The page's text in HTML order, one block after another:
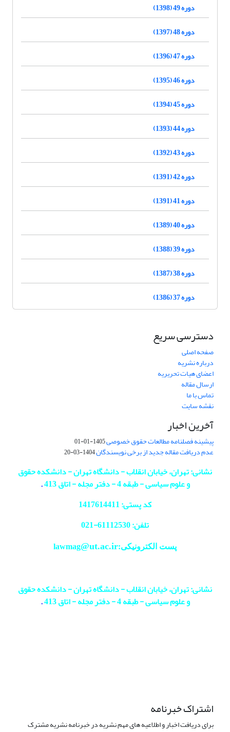
دوره 49 (1398)
دوره 48 (1397)
دوره 47 (1396)
دوره 46 (1395)
دوره 45 (1394)
دوره 44 (1393)
دوره 43 (1392)
دوره 42 (1391)
دوره 41 (1391)
دوره 40 (1389)
دوره 39 (1388)
دوره 38 (1387)
دوره 37 (1386)
دسترسی سریع
صفحه اصلی
درباره نشریه
اعضای هیات تحریریه
ارسال مقاله
تماس با ما
نقشه سایت
آخرین اخبار
پیشینه فصلنامه مطالعات حقوق خصوصی1405-01-01
عدم دریافت مقاله جدید از برخی نویسندگان1404-03-20
نشانی: تهران، خیابان انقلاب - دانشگاه تهران - دانشکده حقوق
و علوم سیاسی - طبقه 4 - دفتر مجله - اتاق 413
.
کد پستی: 1417614411
تلفن: 61112530-
021
پست الکترونیکی:lawmag@ut.ac.ir
نشانی: تهران، خیابان انقلاب - دانشگاه تهران - دانشکده حقوق
و علوم سیاسی - طبقه 4 - دفتر مجله - اتاق 413
.
اشتراک خبرنامه
برای دریافت اخبار و اطلاعیه های مهم نشریه در خبرنامه نشریه مشترک